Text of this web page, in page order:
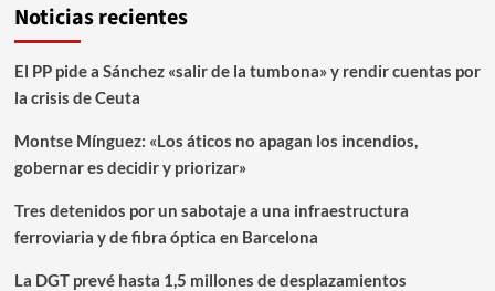
Noticias recientes
El PP pide a Sánchez «salir de la tumbona» y rendir cuentas por
la crisis de Ceuta
Montse Mínguez: «Los áticos no apagan los incendios,
gobernar es decidir y priorizar»
Tres detenidos por un sabotaje a una infraestructura
ferroviaria y de fibra óptica en Barcelona
La DGT prevé hasta 1,5 millones de desplazamientos